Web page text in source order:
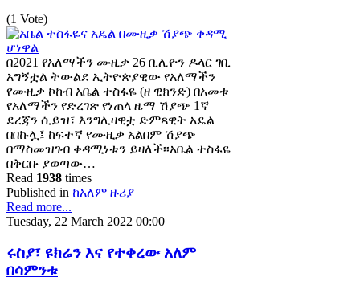
(1 Vote)
በ2021 የአለማችን ሙዚቃ 26 ቢሊዮን ዶላር ገቢ
አግኝቷል ትውልደ ኢትዮጵያዊው የአለማችን
የሙዚቃ ኮከብ አቤል ተስፋዬ (ዘ ዊክንድ) በአመቱ
የአለማችን የድረገጽ የነጠላ ዜማ ሽያጭ 1ኛ
ደረጃን ሲይዝ፣ እንግሊዛዊቷ ድምጻዊት አዴል
በበኩሏ፤ ከፍተኛ የሙዚቃ አልበም ሽያጭ
በማስመዝገብ ቀዳሚነቱን ይዛለች፡፡አቤል ተስፋዬ
በቅርቡ ያወጣው…
Read 1938 times
Published in ከአለም ዙሪያ
Read more...
Tuesday, 22 March 2022 00:00
ሩስያ፣ ዩክሬን እና የተቀረው አለም
በሳምንቱ